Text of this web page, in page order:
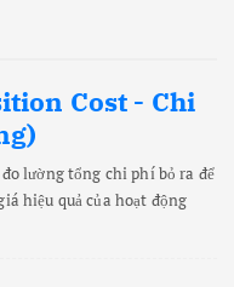
Cost - Chi
lường tổng chi phí bỏ ra để
hiệu quả của hoạt động